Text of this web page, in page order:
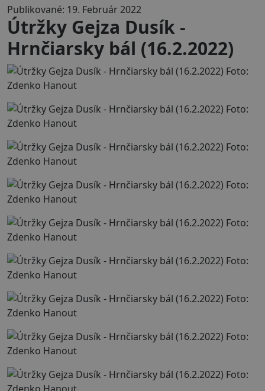
Publikované: 19. Február 2022
Útržky Gejza Dusík -
Hrnčiarsky bál (16.2.2022)